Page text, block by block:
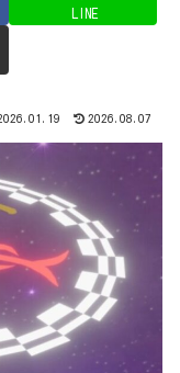
LINE
2026.08.07